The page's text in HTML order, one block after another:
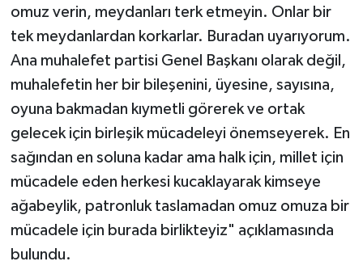
omuz verin, meydanları terk etmeyin. Onlar bir
tek meydanlardan korkarlar. Buradan uyarıyorum.
Ana muhalefet partisi Genel Başkanı olarak değil,
muhalefetin her bir bileşenini, üyesine, sayısına,
oyuna bakmadan kıymetli görerek ve ortak
gelecek için birleşik mücadeleyi önemseyerek. En
sağından en soluna kadar ama halk için, millet için
mücadele eden herkesi kucaklayarak kimseye
ağabeylik, patronluk taslamadan omuz omuza bir
mücadele için burada birlikteyiz" açıklamasında
bulundu.